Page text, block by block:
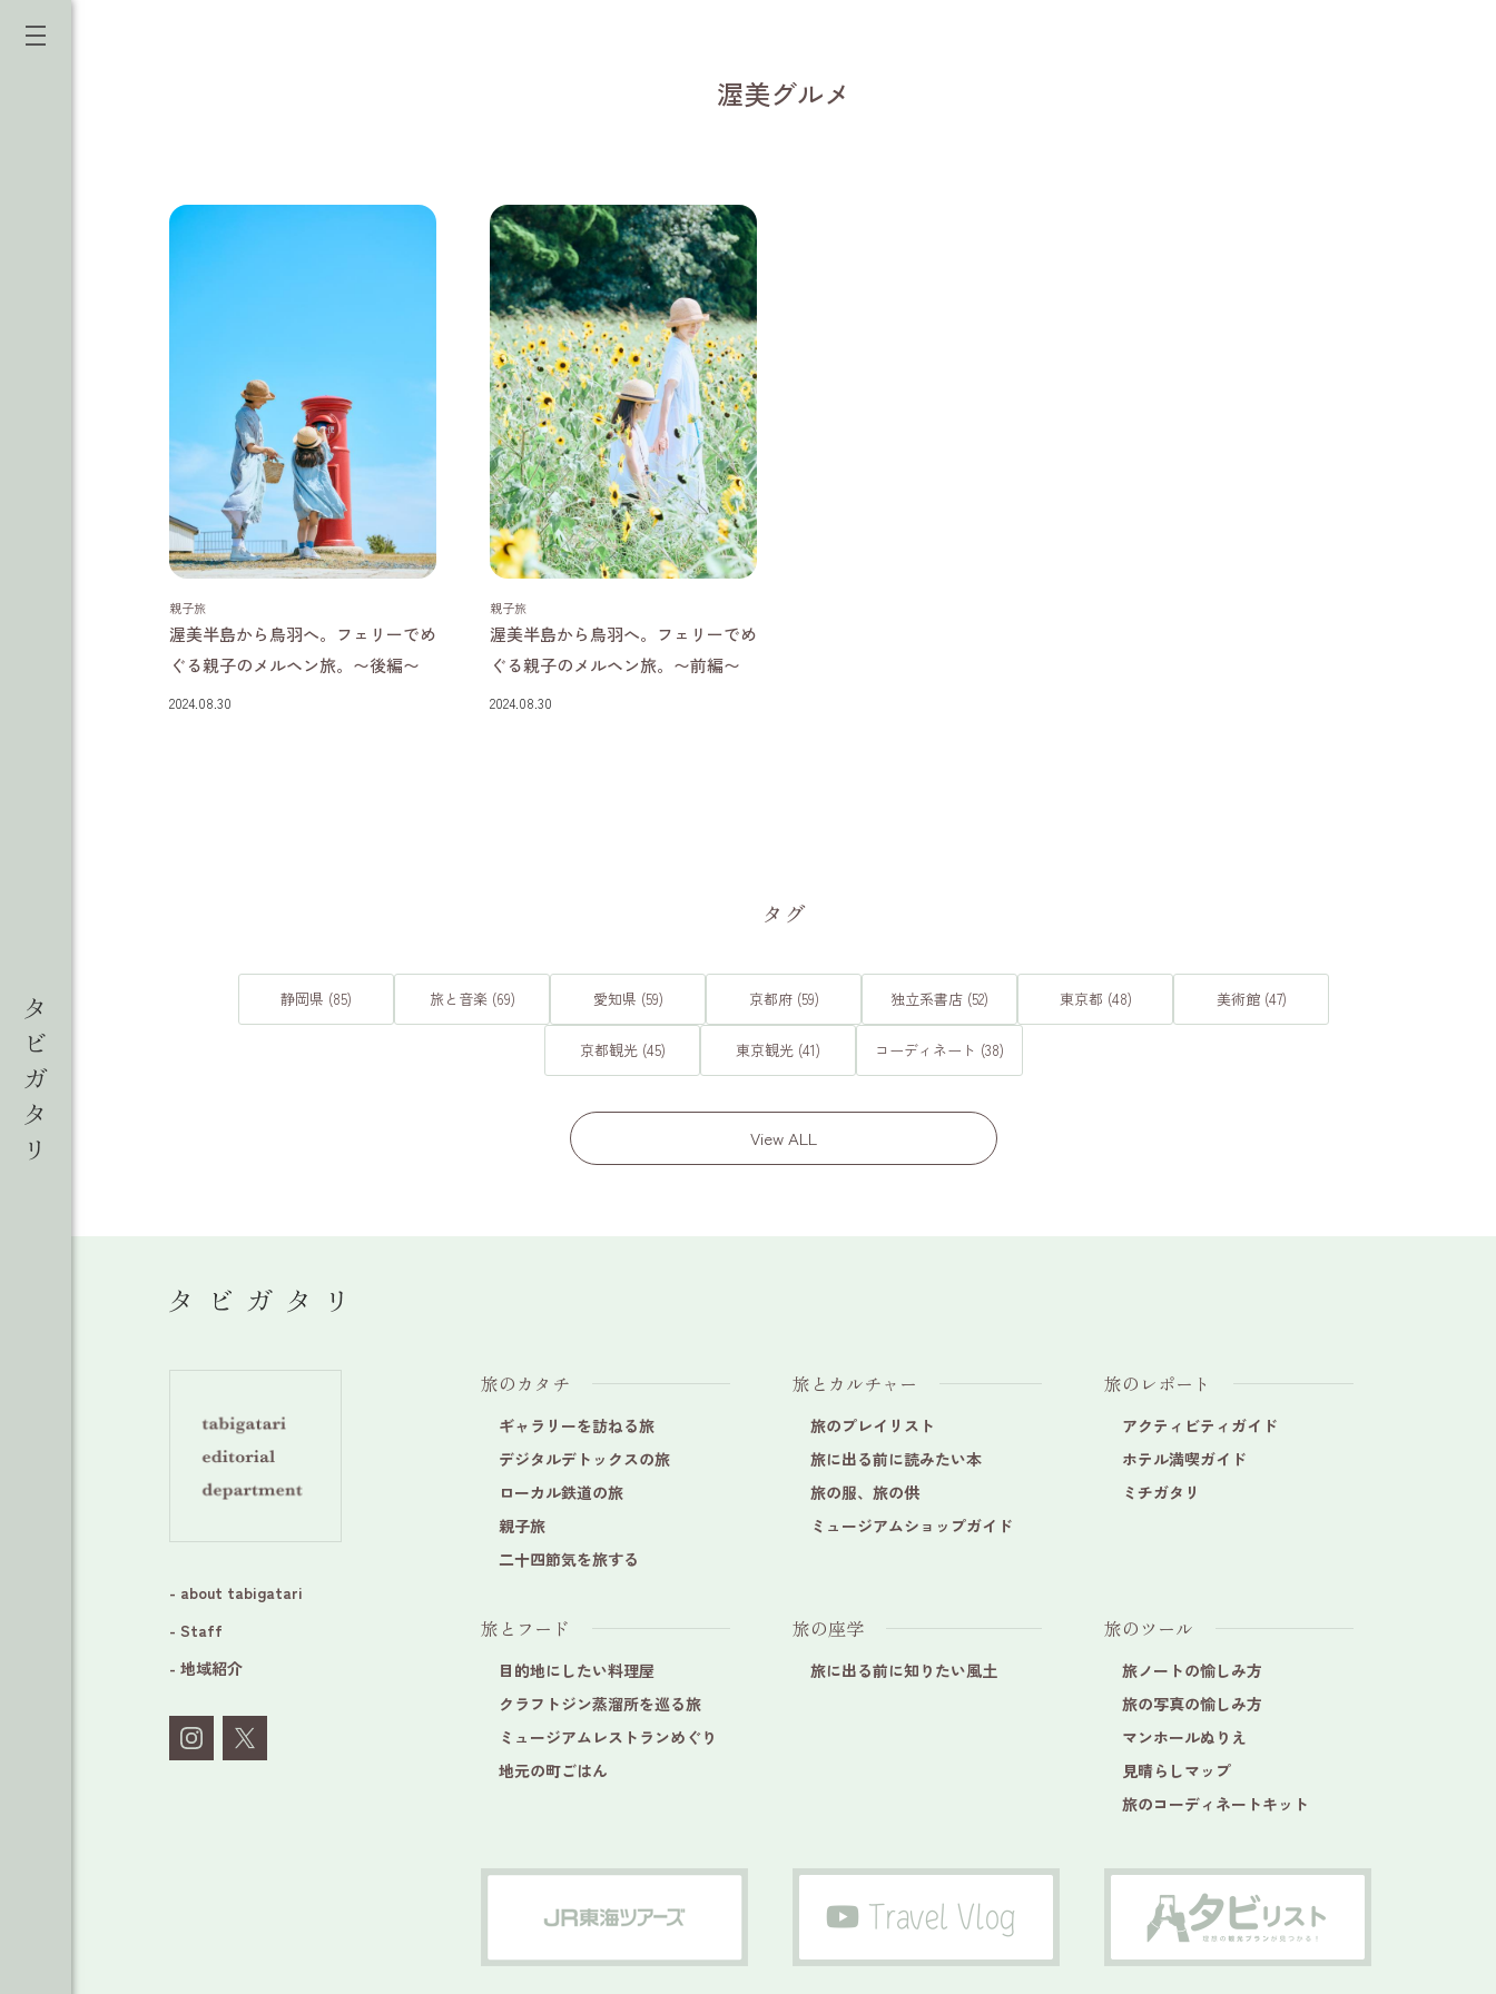
渥美グルメ
2024.08.30
親子旅
渥美半島から鳥羽へ。フェリーでめ
ぐる親子のメルヘン旅。〜後編〜
2024.08.30
親子旅
渥美半島から鳥羽へ。フェリーでめ
ぐる親子のメルヘン旅。〜前編〜
タグ
静岡県 (85) 旅と音楽 (69) 愛知県 (59) 京都府 (59) 独立系書店 (52) 東京都 (48) 美術館 (47)
京都観光 (45) 東京観光 (41) コーディネート (38)
View ALL
旅のカタチ
ギャラリーを訪ねる旅
デジタルデトックスの旅
ローカル鉄道の旅
親子旅
二十四節気を旅する
旅とフード
目的地にしたい料理屋
クラフトジン蒸溜所を巡る旅
ミュージアムレストランめぐり
地元の町ごはん
旅の座学
旅に出る前に知りたい風土
旅とカルチャー
旅のプレイリスト
旅に出る前に読みたい本
旅の服、旅の供
ミュージアムショップガイド
旅のレポート
アクティビティガイド
ホテル満喫ガイド
ミチガタリ
旅のツール
旅ノートの愉しみ方
旅の写真の愉しみ方
マンホールぬりえ
見晴らしマップ
旅のコーディネートキット
- about tabigatari
- Staff
- 地域紹介